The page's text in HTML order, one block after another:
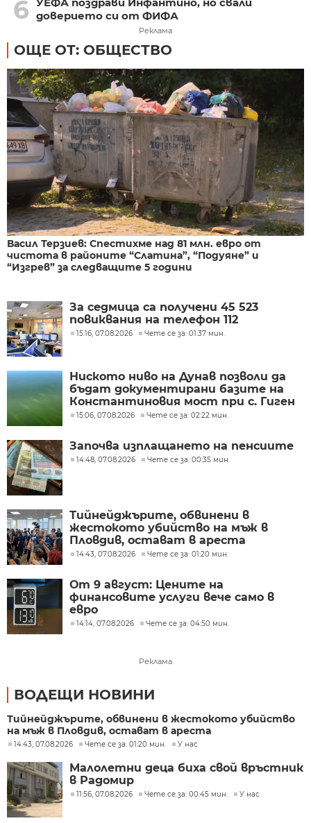
6 доверието си от ФИФА
Реклама
ОЩЕ ОТ: ОБЩЕСТВО
Васил Терзиев: Спестихме над 81 млн. евро от
чистота в районите “Слатина”, “Подуяне” и
“Изгрев” за следващите 5 години
За седмица са получени 45 523
повиквания на телефон 112
15:16, 07.08.2026 Чете се за: 01:37 мин.
Ниското ниво на Дунав позволи да
бъдат документирани базите на
Константиновия мост при с. Гиген
15:06, 07.08.2026 Чете се за: 02:22 мин.
Започва изплащането на пенсиите
14:48, 07.08.2026 Чете се за: 00:35 мин.
Тийнейджърите, обвинени в
жестокото убийство на мъж в
Пловдив, остават в ареста
14:43, 07.08.2026 Чете се за: 01:20 мин.
От 9 август: Цените на
финансовите услуги вече само в
евро
14:14, 07.08.2026 Чете се за: 04:50 мин.
Реклама
ВОДЕЩИ НОВИНИ
Тийнейджърите, обвинени в жестокото убийство
на мъж в Пловдив, остават в ареста
14:43, 07.08.2026 Чете се за: 01:20 мин. У нас
Малолетни деца биха свой връстник
в Радомир
11:56, 07.08.2026 Чете се за: 00:45 мин. У нас